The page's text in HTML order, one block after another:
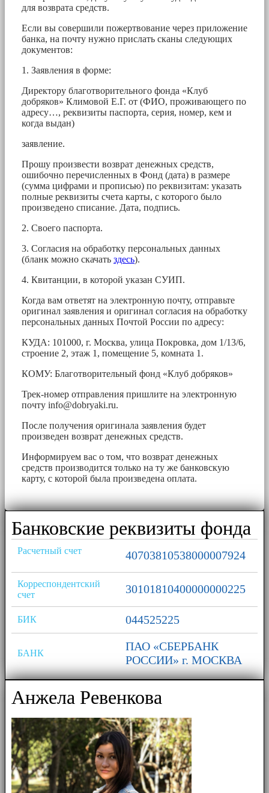
для возврата средств.
Если вы совершили пожертвование через приложение
банка, на почту нужно прислать сканы следующих
документов:
1. Заявления в форме:
Директору благотворительного фонда «Клуб
добряков» Климовой Е.Г. от (ФИО, проживающего по
адресу…, реквизиты паспорта, серия, номер, кем и
когда выдан)
заявление.
Прошу произвести возврат денежных средств,
ошибочно перечисленных в Фонд (дата) в размере
(сумма цифрами и прописью) по реквизитам: указать
полные реквизиты счета карты, с которого было
произведено списание. Дата, подпись.
2. Своего паспорта.
3. Согласия на обработку персональных данных
(бланк можно скачать здесь).
4. Квитанции, в которой указан СУИП.
Когда вам ответят на электронную почту, отправьте
оригинал заявления и оригинал согласия на обработку
персональных данных Почтой России по адресу:
КУДА: 101000, г. Москва, улица Покровка, дом 1/13/6,
строение 2, этаж 1, помещение 5, комната 1.
КОМУ: Благотворительный фонд «Клуб добряков»
Трек-номер отправления пришлите на электронную
почту info@dobryaki.ru.
После получения оригинала заявления будет
произведен возврат денежных средств.
Информируем вас о том, что возврат денежных
средств производится только на ту же банковскую
карту, с которой была произведена оплата.
Банковские реквизиты фонда
Расчетный счет 40703810538000007924
Корреспондентский
счет
30101810400000000225
БИК 044525225
БАНК
ПАО «СБЕРБАНК
РОССИИ» г. МОСКВА
Анжела Ревенкова